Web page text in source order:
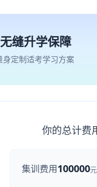
缝升学保障
定制适考学习方案
你的总计费
集训费用100000元